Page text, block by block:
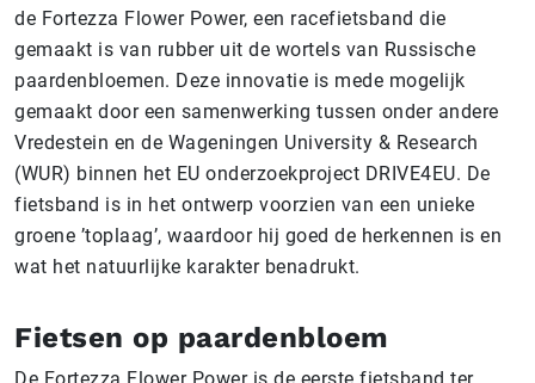
de Fortezza Flower Power, een racefietsband die
gemaakt is van rubber uit de wortels van Russische
paardenbloemen. Deze innovatie is mede mogelijk
gemaakt door een samenwerking tussen onder andere
Vredestein en de Wageningen University & Research
(WUR) binnen het EU onderzoekproject DRIVE4EU. De
fietsband is in het ontwerp voorzien van een unieke
groene ’toplaag’, waardoor hij goed de herkennen is en
wat het natuurlijke karakter benadrukt.
Fietsen op paardenbloem